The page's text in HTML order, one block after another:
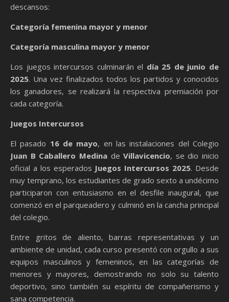
descansos:
Categoría femenina mayor y menor
Categoría masculina mayor y menor
Los juegos intercursos culminarán el día 25 de junio de
2025. Una vez finalizados todos los partidos y conocidos
los ganadores, se realizará la respectiva premiación por
cada categoría.
Juegos Intercursos
El pasado 16 de mayo, en las instalaciones del Colegio
Juan B Caballero Medina de Villavicencio, se dio inicio
oficial a los esperados Juegos Intercursos 2025. Desde
muy temprano, los estudiantes de grado sexto a undécimo
participaron con entusiasmo en el desfile inaugural, que
comenzó en el parqueadero y culminó en la cancha principal
del colegio.
Entre gritos de aliento, barras representativas y un
ambiente de unidad, cada curso presentó con orgullo a sus
equipos masculinos y femeninos, en las categorías de
menores y mayores, demostrando no solo su talento
deportivo, sino también su espíritu de compañerismo y
sana competencia.